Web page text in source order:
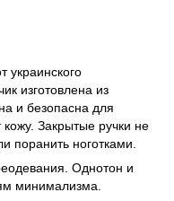
украинского
изготовлена из
и безопасна для
Закрытые ручки не
поранить ноготками.
Однотон и
минимализма.